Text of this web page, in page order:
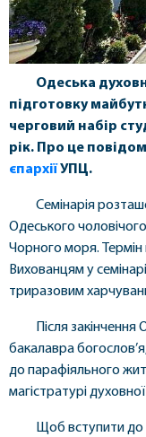
Одеська
підготовку
черговий набір
рік. Про це
єпархіїУПЦ.
Семінарія
Одеського
Чорного моря. Термін
Вихованцям у
триразовим
Після
бакалавра
до парафіяльного
магістратурі духовної
Щоб вступити до